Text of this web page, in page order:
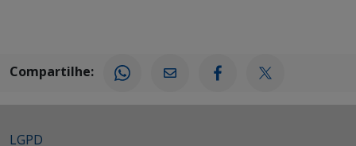
Compartilhe:
LGPD